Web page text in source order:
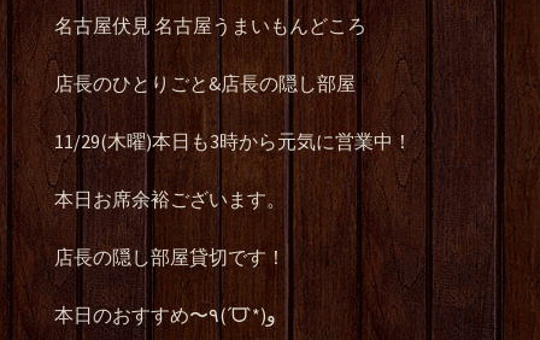
名古屋伏見 名古屋うまいもんどころ
店長のひとりごと&店長の隠し部屋
11/29(木曜)本日も3時から元気に営業中！
本日お席余裕ございます。
店長の隠し部屋貸切です！
本日のおすすめ〜٩(ˊᗜˋ*)و